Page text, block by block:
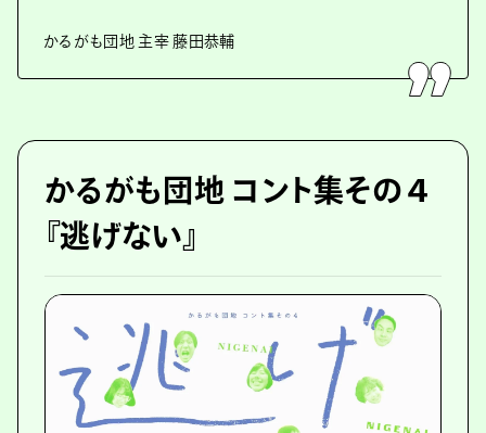
かるがも団地 主宰 藤田恭輔
かるがも団地 コント集その４
『逃げない』